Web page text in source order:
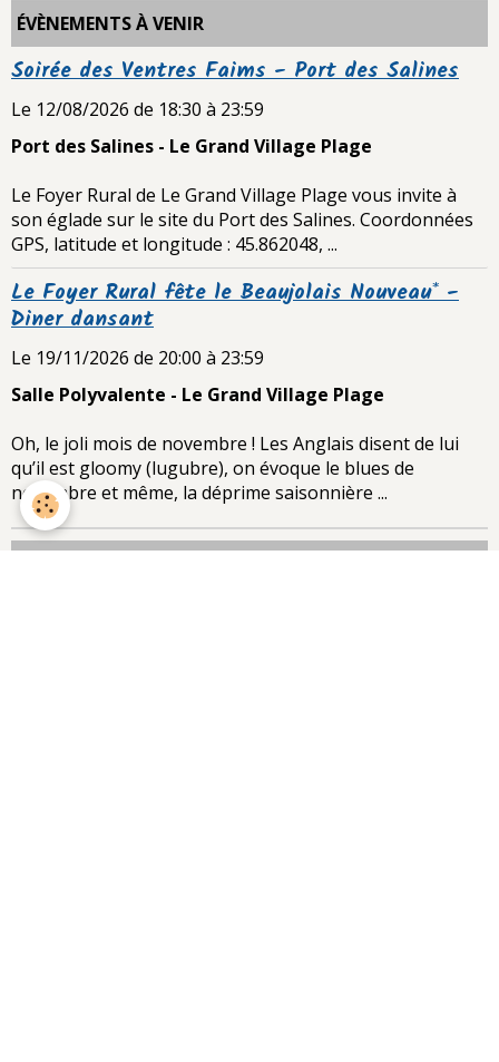
ÉVÈNEMENTS À VENIR
Soirée des Ventres Faims - Port des Salines
Le 12/08/2026 de 18:30 à 23:59
Port des Salines - Le Grand Village Plage
Le Foyer Rural de Le Grand Village Plage vous invite à
son églade sur le site du Port des Salines. Coordonnées
GPS, latitude et longitude : 45.862048, ...
Le Foyer Rural fête le Beaujolais Nouveau* -
Diner dansant
Le 19/11/2026 de 20:00 à 23:59
Salle Polyvalente - Le Grand Village Plage
Oh, le joli mois de novembre ! Les Anglais disent de lui
qu’il est gloomy (lugubre), on évoque le blues de
novembre et même, la déprime saisonnière ...